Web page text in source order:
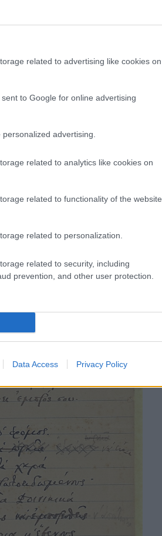
related to advertising like cookies on
to Google for online advertising
advertising.
related to analytics like cookies on
related to functionality of the website
related to personalization.
related to security, including
prevention, and other user protection.
Data Access Privacy Policy
τον κόσμο» είπε
στέγαση του αρχείου
– κάτι που αποτελεί